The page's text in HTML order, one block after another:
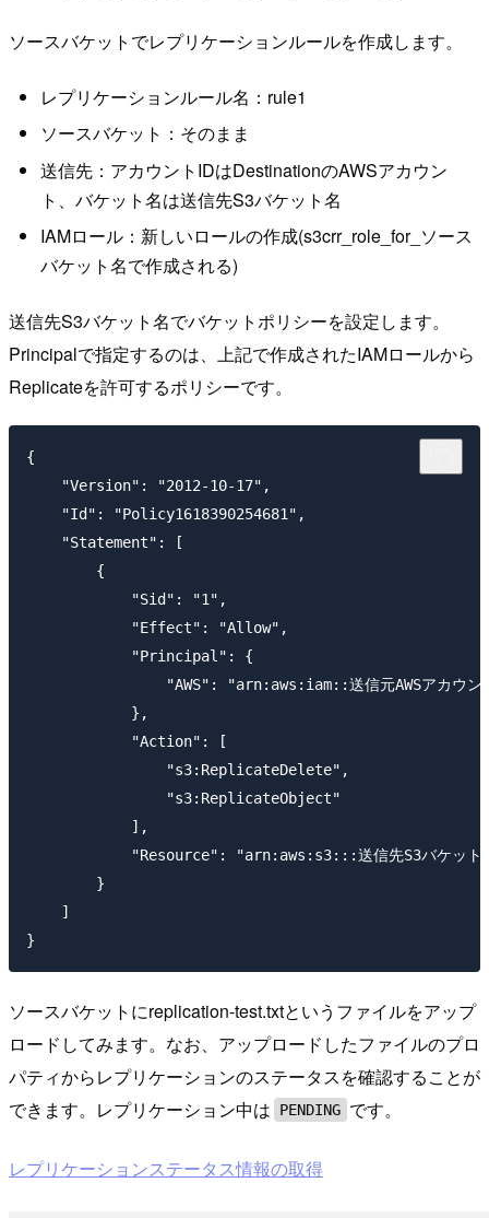
ソースバケットでレプリケーションルールを作成します。
レプリケーションルール名：rule1
ソースバケット：そのまま
送信先：アカウントIDはDestinationのAWSアカウン
ト、バケット名は送信先S3バケット名
IAMロール：新しいロールの作成(s3crr_role_for_ソース
バケット名で作成される)
送信先S3バケット名でバケットポリシーを設定します。
Principalで指定するのは、上記で作成されたIAMロールから
Replicateを許可するポリシーです。
{
    "Version": "2012-10-17",
    "Id": "Policy1618390254681",
    "Statement": [
        {
            "Sid": "1",
            "Effect": "Allow",
            "Principal": {
"AWS": "arn:aws:iam::送信元AWSアカウ
            },
            "Action": [
                "s3:ReplicateDelete",
                "s3:ReplicateObject"
            ],
"Resource": "arn:aws:s3:::送信先S3バケット
        }
    ]
}
ソースバケットにreplication-test.txtというファイルをアップ
ロードしてみます。なお、アップロードしたファイルのプロ
パティからレプリケーションのステータスを確認することが
できます。レプリケーション中は
PENDING です。
レプリケーションステータス情報の取得